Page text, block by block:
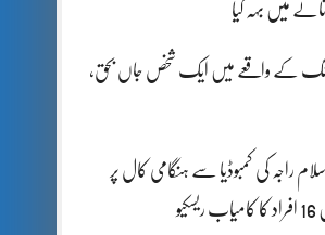
میں بہہ گیا
کے واقعے میں ایک شخص جاں بحق،
راجہ کی کمبوڈیا سے ہنگامی کال پر